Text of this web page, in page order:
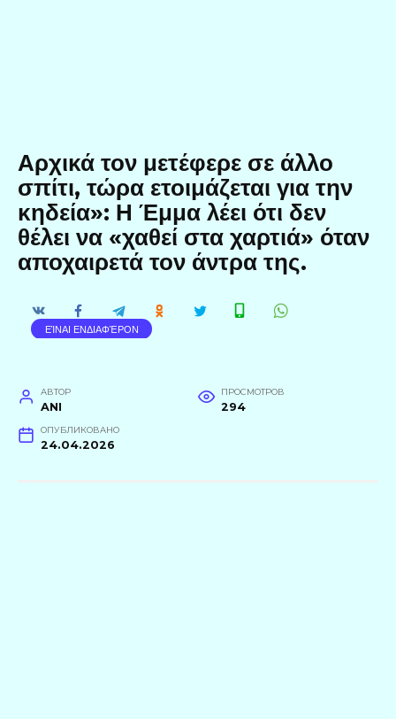
Αρχικά τον μετέφερε σε άλλο
σπίτι, τώρα ετοιμάζεται για την
κηδεία»: Η Έμμα λέει ότι δεν
θέλει να «χαθεί στα χαρτιά» όταν
αποχαιρετά τον άντρα της.
ΕΊΝΑΙ ΕΝΔΙΑΦΈΡΟΝ
АВТОР
ANI
ПРОСМОТРОВ
294
ОПУБЛИКОВАНО
24.04.2026